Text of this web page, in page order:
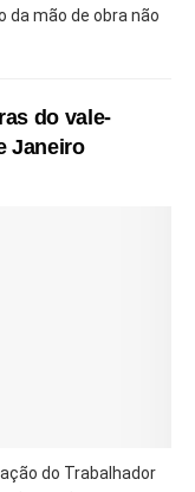
da mão de obra não
do vale-
Janeiro
do Trabalhador